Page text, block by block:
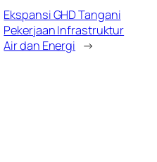
Ekspansi GHD Tangani
Pekerjaan Infrastruktur
Air dan Energi →